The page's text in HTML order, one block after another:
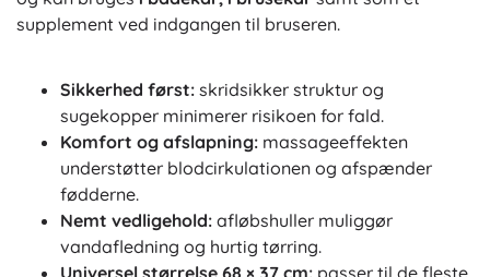
supplement ved indgangen til bruseren.
Sikkerhed først: skridsikker struktur og
sugekopper minimerer risikoen for fald.
Komfort og afslapning: massageeffekten
understøtter blodcirkulationen og afspænder
fødderne.
Nemt vedligehold: afløbshuller muliggør
vandafledning og hurtig tørring.
Universel størrelse 68 × 37 cm: passer til de fleste